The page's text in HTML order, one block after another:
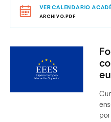
VER CALENDARIO
ARCHIVO.PDF
por